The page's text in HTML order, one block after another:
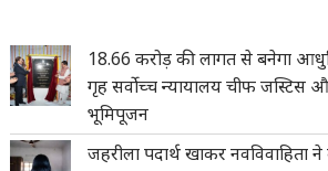
18.66 करोड़ की लागत से बनेगा
गृह सर्वोच्च न्यायालय चीफ जस्टिस
भूमिपूजन
जहरीला पदार्थ खाकर नवविवाहिता